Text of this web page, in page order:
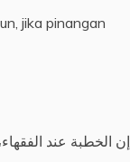
jika pinangan
إن الخطبة عند